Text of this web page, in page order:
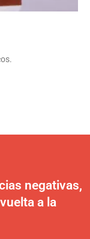
negativas,
a la